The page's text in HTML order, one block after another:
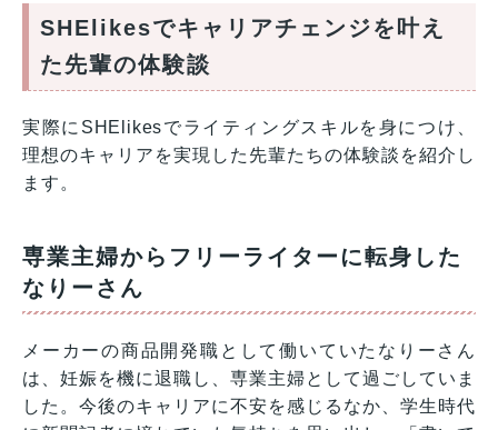
SHElikesでキャリアチェンジを叶え
た先輩の体験談
実際にSHElikesでライティングスキルを身につけ、
理想のキャリアを実現した先輩たちの体験談を紹介し
ます。
専業主婦からフリーライターに転身した
なりーさん
メーカーの商品開発職として働いていたなりーさん
は、妊娠を機に退職し、専業主婦として過ごしていま
した。今後のキャリアに不安を感じるなか、学生時代